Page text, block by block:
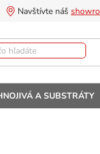
Navštívte náš
A SUBSTRÁTY